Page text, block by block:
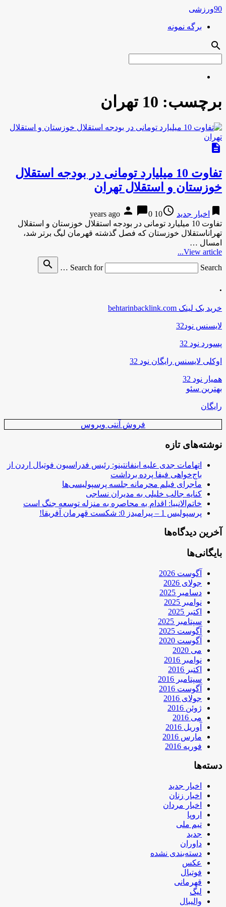
90ورزشی
برگه نمونه
search
برچسب: 10 تهران
description
تفاوت 10 میلیارد تومانی در بودجه استقلال
خوزستان و استقلال تهران
bookmark اخبار جدید access_time
10 years ago
person chat_bubble0
تفاوت 10 میلیارد تومانی در بودجه استقلال خوزستان و استقلال
تهراناستقلال خوزستان که فصل گذشته قهرمان لیگ برتر شد،
امسال …
View article...
Search for
Search …
search
.
خرید بک لینک behtarinbacklink.com
لایسنس نود32
پسورد نود 32
اوکلی لایسنس رایگان نود 32
همیار نود 32
بهترین سئو
رایگان
فروش آنتی ویروس
نوشته‌های تازه
اتهامات جدی علیه اینفانتینو: رئیس فدراسیون فوتبال اردن از
باج‌خواهی فیفا پرده برداشت
ماجرای فیلم محرمانه جلسه پرسپولیسی‌ها
کنایه جالب خلیلی به مدیران نساجی
خاتم‌الانبیا: اقدام به محاصره به منزله توسعه جنگ است
پرسپولیس 1 – پیرامیدز 0: شکست قهرمان آفریقا!
آخرین دیدگاه‌ها
بایگانی‌ها
آگوست 2026
جولای 2026
دسامبر 2025
نوامبر 2025
اکتبر 2025
سپتامبر 2025
آگوست 2025
آگوست 2020
می 2020
نوامبر 2016
اکتبر 2016
سپتامبر 2016
آگوست 2016
جولای 2016
ژوئن 2016
می 2016
آوریل 2016
مارس 2016
فوریه 2016
دسته‌ها
اخبار جدید
اخبار زنان
اخبار مردان
اروپا
تیم ملی
جدید
داوران
دسته‌بندی نشده
عکس
فوتبال
قهرمانی
لیگ
والیبال